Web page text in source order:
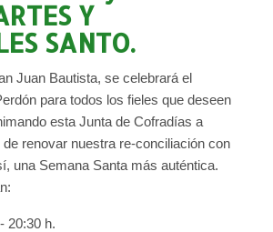
Y
SANTO.
Juan Bautista, se celebrará el
para todos los fieles que deseen
esta Junta de Cofradías a
de renovar nuestra re-conciliación con
una Semana Santa más auténtica.
20:30 h.